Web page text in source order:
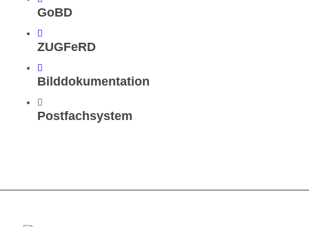
GoBD
ZUGFeRD
Bilddokumentation
Postfachsystem